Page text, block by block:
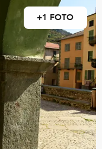
+1 FOTO